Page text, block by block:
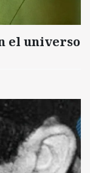
el universo